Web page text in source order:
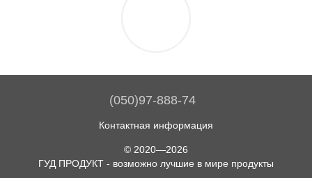
(050)97-888-74
Контактная информация
© 2020—2026
ГУД ПРОДУКТ - возможно лучшие в мире продукты